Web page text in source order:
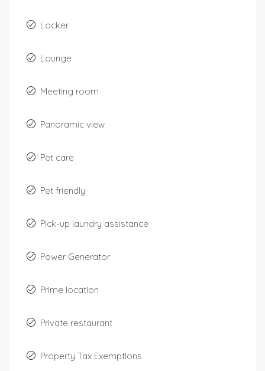
Locker
Lounge
Meeting room
Panoramic view
Pet care
Pet friendly
Pick-up laundry assistance
Power Generator
Prime location
Private restaurant
Property Tax Exemptions